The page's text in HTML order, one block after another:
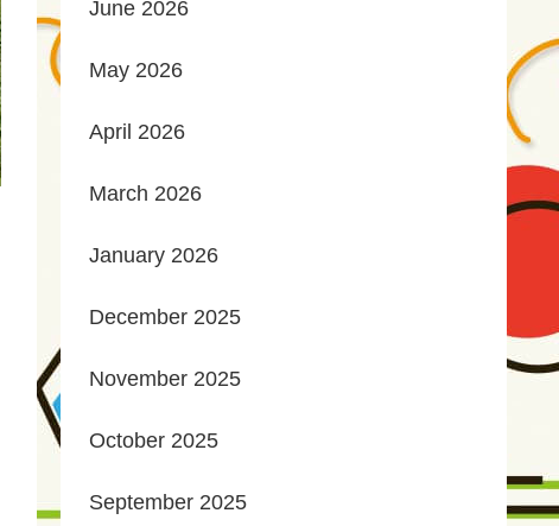
June 2026
May 2026
April 2026
March 2026
January 2026
December 2025
November 2025
October 2025
September 2025